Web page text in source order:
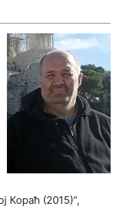
Кораћ (2015)“,